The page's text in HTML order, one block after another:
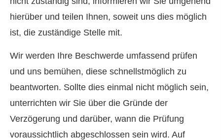
hierüber und teilen Ihnen, soweit uns dies möglich
ist, die zuständige Stelle mit.
Wir werden Ihre Beschwerde umfassend prüfen
und uns bemühen, diese schnellstmöglich zu
beantworten. Sollte dies einmal nicht möglich sein,
unterrichten wir Sie über die Gründe der
Verzögerung und darüber, wann die Prüfung
voraussichtlich abgeschlossen sein wird. Auf